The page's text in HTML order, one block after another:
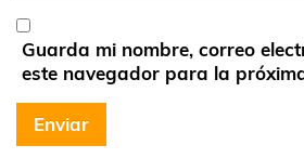
Guarda mi nombre, correo
este navegador para la